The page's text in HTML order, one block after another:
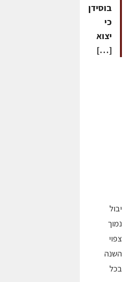
בוסידן
כי
יצוא
[…]
יבול
נמוך
צפוי
השנה
בכל